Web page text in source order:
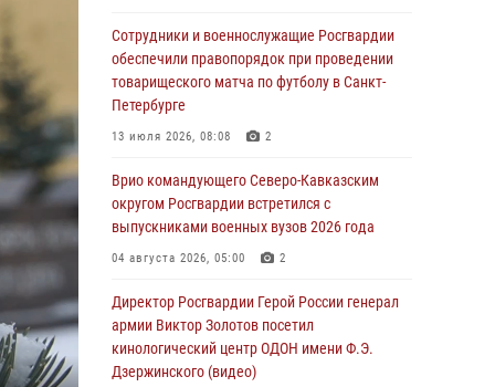
«Росгвардия. Вехи истории»: первая
антитеррористическая операция войск
правопорядка
07 августа 2026, 15:28
В Башкортостане при силовой поддержке
спецназа Росгвардии пресечена
противоправная деятельность, связанная с
пропагандой терроризма (видео)
В Югре при содействии спецназа Росгвардии
пресечено более 180 нарушений
миграционного законодательства
Сотрудники и военнослужащие Росгвардии
обеспечили правопорядок при проведении
товарищеского матча по футболу в Санкт-
Петербурге
13 июля 2026, 08:08 2
Врио командующего Северо-Кавказским
округом Росгвардии встретился с
выпускниками военных вузов 2026 года
04 августа 2026, 05:00 2
Директор Росгвардии Герой России генерал
армии Виктор Золотов посетил
кинологический центр ОДОН имени Ф.Э.
Дзержинского (видео)